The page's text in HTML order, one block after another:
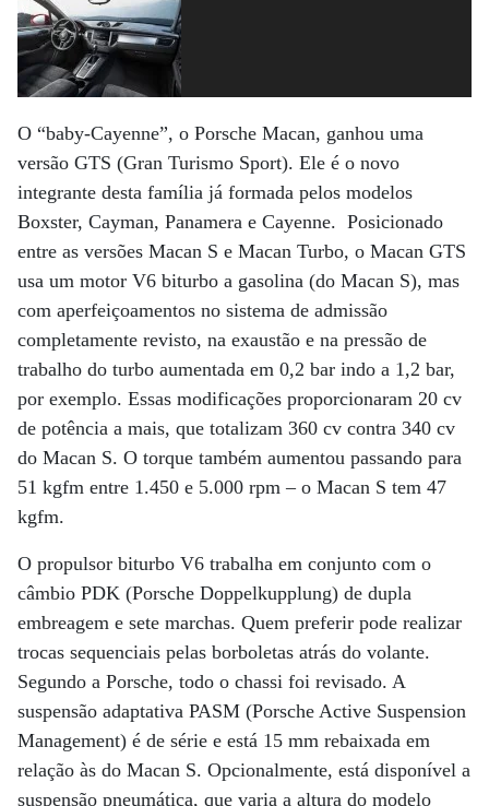
O “baby-Cayenne”, o Porsche Macan, ganhou uma
versão GTS (Gran Turismo Sport). Ele é o novo
integrante desta família já formada pelos modelos
Boxster, Cayman, Panamera e Cayenne. Posicionado
entre as versões Macan S e Macan Turbo, o Macan GTS
usa um motor V6 biturbo a gasolina (do Macan S), mas
com aperfeiçoamentos no sistema de admissão
completamente revisto, na exaustão e na pressão de
trabalho do turbo aumentada em 0,2 bar indo a 1,2 bar,
por exemplo. Essas modificações proporcionaram 20 cv
de potência a mais, que totalizam 360 cv contra 340 cv
do Macan S. O torque também aumentou passando para
51 kgfm entre 1.450 e 5.000 rpm – o Macan S tem 47
kgfm.
O propulsor biturbo V6 trabalha em conjunto com o
câmbio PDK (Porsche Doppelkupplung) de dupla
embreagem e sete marchas. Quem preferir pode realizar
trocas sequenciais pelas borboletas atrás do volante.
Segundo a Porsche, todo o chassi foi revisado. A
suspensão adaptativa PASM (Porsche Active Suspension
Management) é de série e está 15 mm rebaixada em
relação às do Macan S. Opcionalmente, está disponível a
suspensão pneumática, que varia a altura do modelo